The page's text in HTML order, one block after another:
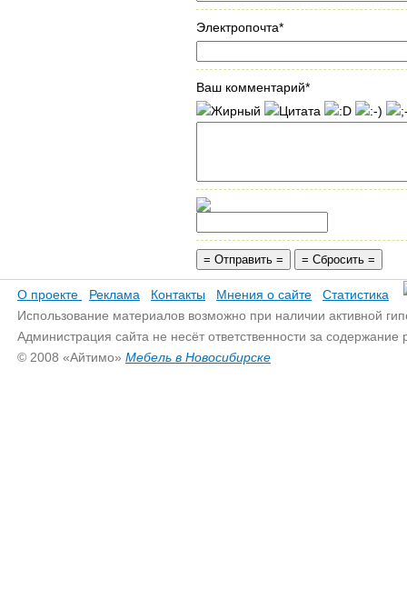
Электропочта*
Ваш комментарий*
О проекте Реклама Контакты Мнения о сайте
Статистика
Использование материалов возможно при наличии активной
Администрация сайта не несёт ответственности за
© 2008 «Айтимо» Мебель в Новосибирске